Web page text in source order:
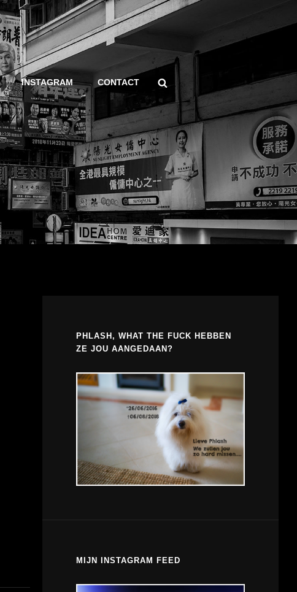
INSTAGRAM CONTACT Search
PHLASH, WHAT THE FUCK HEBBEN
ZE JOU AANGEDAAN?
MIJN INSTAGRAM FEED